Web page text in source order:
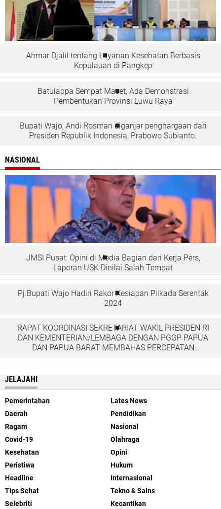
Ahmar Djalil tentang Layanan Kesehatan Berbasis
Kepulauan di Pangkep
Batulappa Sempat Macet, Ada Demonstrasi
Pembentukan Provinsi Luwu Raya
Bupati Wajo, Andi Rosman diganjar penghargaan dari
Presiden Republik Indonesia, Prabowo Subianto.
NASIONAL
JMSI Pusat: Opini di Media Bagian dari Kerja Pers,
Laporan USK Dinilai Salah Tempat
Pj.Bupati Wajo Hadiri Rakor Kesiapan Pilkada Serentak
2024
RAPAT KOORDINASI SEKRETARIAT WAKIL PRESIDEN RI
DAN KEMENTERIAN/LEMBAGA DENGAN PGGP PAPUA
DAN PAPUA BARAT MEMBAHAS PERCEPATAN
JELAJAHI
Pemerintahan
Lates News
Daerah
Pendidikan
Ragam
Nasional
Covid-19
Olahraga
Kesehatan
Opini
Peristiwa
Hukum
Headline
Internasional
Tips Sehat
Tekno & Sains
Selebriti
Kecantikan